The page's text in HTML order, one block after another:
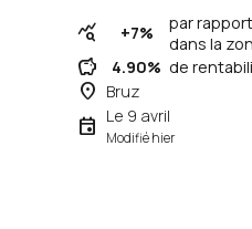
query_stats +7%
par
dans la
savings 4.90% de
place Bruz
event Le 9 avril
Modifié hier